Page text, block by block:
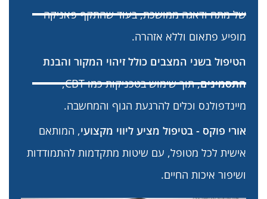
של מתח ודאגה ממושכת, בעוד שהתקף פאניקה
מופיע פתאום וללא אזהרה.
הטיפול בשני המצבים כולל זיהוי המקור והבנת
התסמינים
, תוך שימוש בטכניקות כמו CBT,
מיינדפולנס וכלים להרגעת הגוף והמחשבה.
אורי פוקס - בטיפול מציע ליווי מקצועי, המותאם
אישית לכל מטופל, עם שיטות מתקדמות להתמודדות
ושיפור איכות החיים.